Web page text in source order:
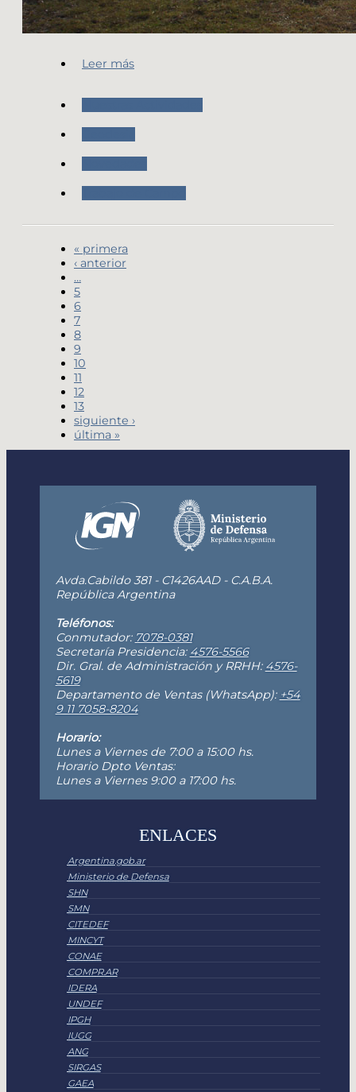
Leer más
« primera
‹ anterior
…
5
6
7
8
9
10
11
12
13
siguiente ›
última »
Avda.Cabildo 381 - C1426AAD - C.A.B.A.
República Argentina
Teléfonos:
Conmutador: 7078-0381
Secretaría Presidencia: 4576-5566
Dir. Gral. de Administración y RRHH: 4576-
5619
Departamento de Ventas (WhatsApp): +54
9 11 7058-8204
Horario:
Lunes a Viernes de 7:00 a 15:00 hs.
Horario Dpto Ventas:
Lunes a Viernes 9:00 a 17:00 hs.
ENLACES
Argentina.gob.ar
Ministerio de Defensa
SHN
SMN
CITEDEF
MINCYT
CONAE
COMPR.AR
IDERA
UNDEF
IPGH
IUGG
ANG
SIRGAS
GAEA